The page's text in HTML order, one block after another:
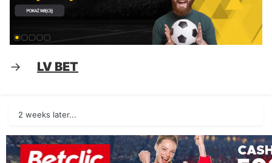
-> LV BET
2 weeks later...